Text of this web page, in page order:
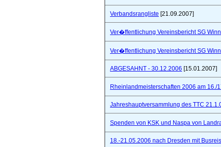
Verbandsrangliste [21.09.2007]
Ver�ffentlichung Vereinsbericht SG
Ver�ffentlichung Vereinsbericht SG
ABGESAHNT - 30.12.2006 [15.01.2007]
Rheinlandmeisterschaften 2006 am
Jahreshauptversammlung des TTC
Spenden von KSK und Naspa von
18.-21.05.2006 nach Dresden mit